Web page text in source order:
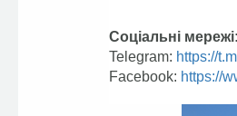
Соціальні мережі:
Telegram: https://
Facebook: https://